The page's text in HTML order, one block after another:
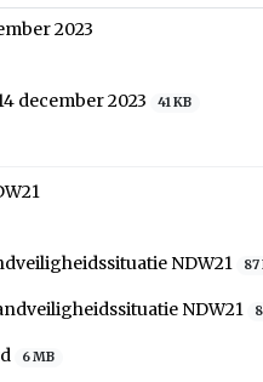
2023
december 2023
41 KB
NDW21
87
NDW21
6 MB